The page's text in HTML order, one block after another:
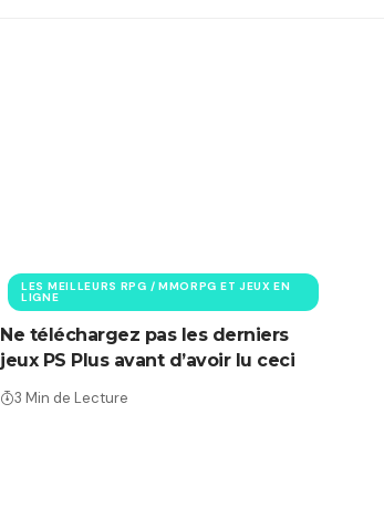
LES MEILLEURS RPG / MMORPG ET JEUX EN
LIGNE
Ne téléchargez pas les derniers
jeux PS Plus avant d’avoir lu ceci
3 Min de Lecture